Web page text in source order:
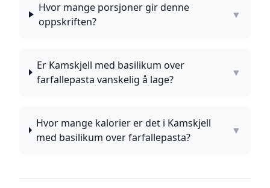
Hvor mange porsjoner gir denne
oppskriften?
▼
Er Kamskjell med basilikum over
farfallepasta vanskelig å lage?
▼
Hvor mange kalorier er det i Kamskjell
med basilikum over farfallepasta?
▼